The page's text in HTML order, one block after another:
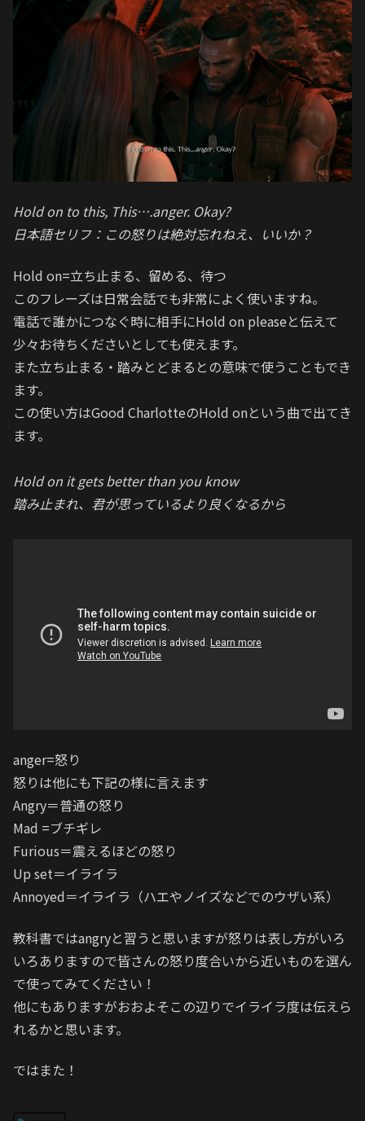
Hold on to this, This….anger. Okay?
日本語セリフ：この怒りは絶対忘れねえ、いいか？
Hold on=立ち止まる、留める、待つ
このフレーズは日常会話でも非常によく使いますね。
電話で誰かにつなぐ時に相手にHold on pleaseと伝えて
少々お待ちくださいとしても使えます。
また立ち止まる・踏みとどまるとの意味で使うこともでき
ます。
この使い方はGood CharlotteのHold onという曲で出てき
ます。
Hold on it gets better than you know
踏み止まれ、君が思っているより良くなるから
anger=怒り
怒りは他にも下記の様に言えます
Angry＝普通の怒り
Mad =ブチギレ
Furious＝震えるほどの怒り
Up set＝イライラ
Annoyed＝イライラ（ハエやノイズなどでのウザい系）
教科書ではangryと習うと思いますが怒りは表し方がいろ
いろありますので皆さんの怒り度合いから近いものを選ん
で使ってみてください！
他にもありますがおおよそこの辺りでイライラ度は伝えら
れるかと思います。
ではまた！